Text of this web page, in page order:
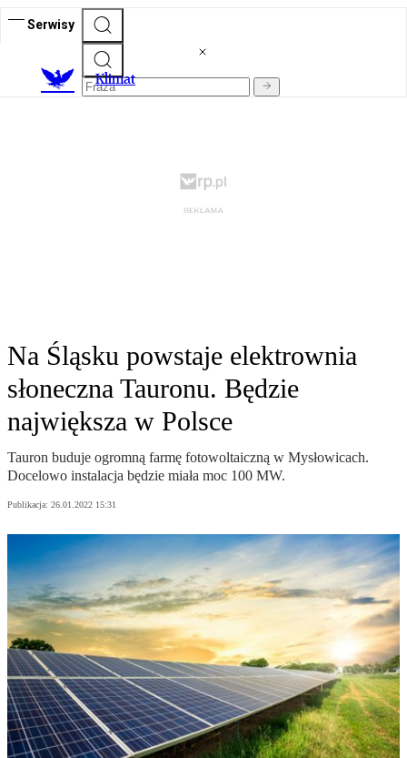
Serwisy
Klimat
Na Śląsku powstaje elektrownia
słoneczna Tauronu. Będzie
największa w Polsce
Tauron buduje ogromną farmę fotowoltaiczną w Mysłowicach.
Docelowo instalacja będzie miała moc 100 MW.
Publikacja: 26.01.2022 15:31